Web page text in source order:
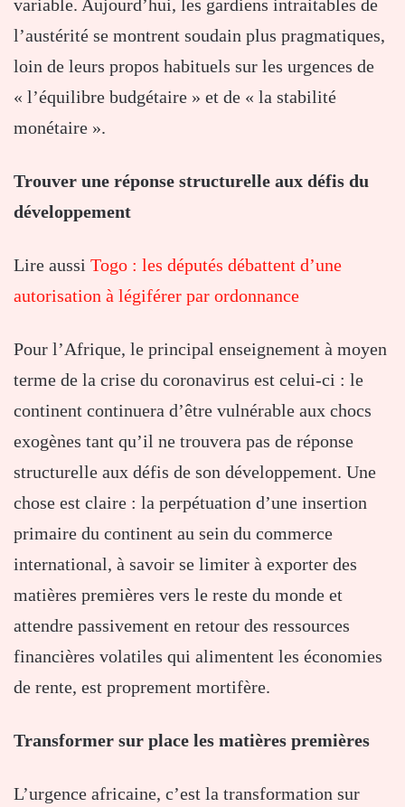
variable. Aujourd’hui, les gardiens intraitables de
l’austérité se montrent soudain plus pragmatiques,
loin de leurs propos habituels sur les urgences de
« l’équilibre budgétaire » et de « la stabilité
monétaire ».
Trouver une réponse structurelle aux défis du
développement
Lire aussi Togo : les députés débattent d’une
autorisation à légiférer par ordonnance
Pour l’Afrique, le principal enseignement à moyen
terme de la crise du coronavirus est celui-ci : le
continent continuera d’être vulnérable aux chocs
exogènes tant qu’il ne trouvera pas de réponse
structurelle aux défis de son développement. Une
chose est claire : la perpétuation d’une insertion
primaire du continent au sein du commerce
international, à savoir se limiter à exporter des
matières premières vers le reste du monde et
attendre passivement en retour des ressources
financières volatiles qui alimentent les économies
de rente, est proprement mortifère.
Transformer sur place les matières premières
L’urgence africaine, c’est la transformation sur